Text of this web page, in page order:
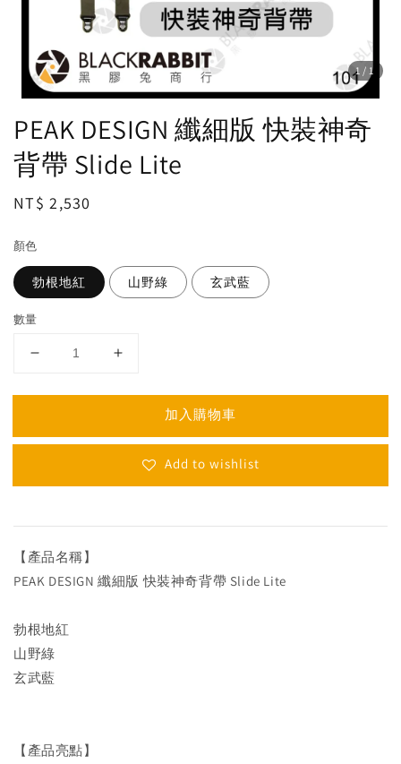
1 /1
PEAK DESIGN 纖細版 快裝神奇
背帶 Slide Lite
Regular
NT$ 2,530
顏色
勃根地紅 山野綠 玄武藍
數量
加入購物車
Add to wishlist
【產品名稱】
PEAK DESIGN 纖細版 快裝神奇背帶 Slide Lite
勃根地紅
山野綠
玄武藍
【產品亮點】